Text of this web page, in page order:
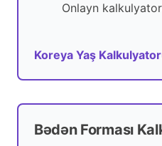
Onlayn
Koreya Yaş
Bədən Forması